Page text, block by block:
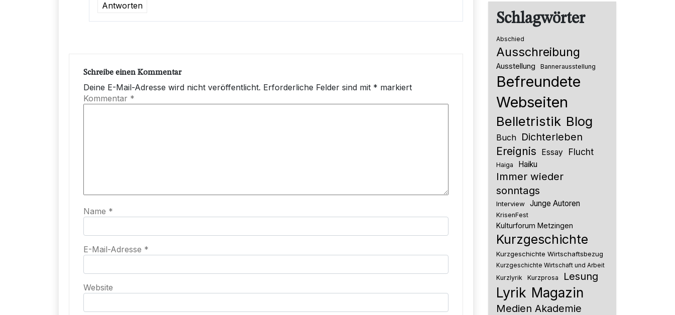
Antworten
Schreibe einen Kommentar
Deine E-Mail-Adresse wird nicht veröffentlicht. Erforderliche Felder sind mit * markiert
Kommentar *
Name *
E-Mail-Adresse *
Website
Schlagwörter
Abschied
Ausschreibung
Ausstellung Bannerausstellung
Befreundete
Webseiten
Belletristik Blog
Buch Dichterleben
Ereignis Essay Flucht
Haiga Haiku
Immer wieder
sonntags
Interview Junge Autoren
KrisenFest
Kulturforum Metzingen
Kurzgeschichte
Kurzgeschichte Wirtschaftsbezug
Kurzgeschichte Wirtschaft und Arbeit
Kurzlyrik Kurzprosa Lesung
Lyrik Magazin
Medien Akademie